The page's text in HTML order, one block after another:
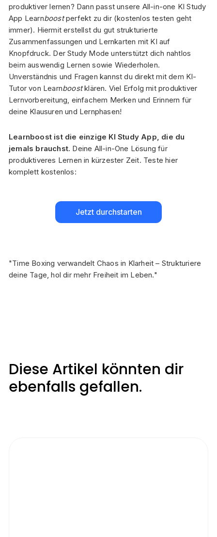
produktiver lernen? Dann passt unsere All-in-one KI Study
App Learnboostperfekt zu dir (kostenlos testen geht
immer). Hiermit erstellst du gut strukturierte
Zusammenfassungen und Lernkarten mit KI auf
Knopfdruck. Der Study Mode unterstützt dich nahtlos
beim auswendig Lernen sowie Wiederholen.
Unverständnis und Fragen kannst du direkt mit dem KI-
Tutor von Learnboostklären. Viel Erfolg mit produktiver
Lernvorbereitung, einfachem Merken und Erinnern für
deine Klausuren und Lernphasen!
Learnboost ist die einzige KI Study App, die du
jemals brauchst. Deine All-in-One Lösung für
produktiveres Lernen in kürzester Zeit. Teste hier
komplett kostenlos:
Jetzt durchstarten
"Time Boxing verwandelt Chaos in Klarheit – Strukturiere
deine Tage, hol dir mehr Freiheit im Leben."
Diese Artikel könnten dir
ebenfalls gefallen.